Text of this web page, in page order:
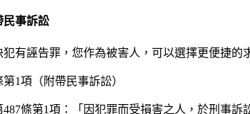
民事訴訟
有誣告罪，您作為被害人，可以選擇更便捷的
1項（附帶民事訴訟）
487條第1項：「因犯罪而受損害之人，於刑事